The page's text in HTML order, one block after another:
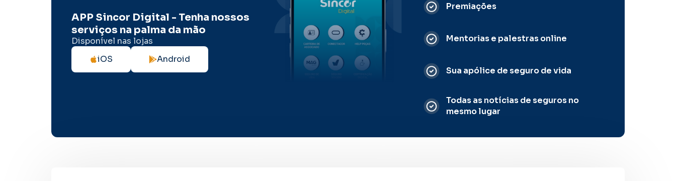
APP Sincor Digital - Tenha nossos
serviços na palma da mão
Disponível nas lojas
iOS
Android
Premiações
Mentorias e palestras online
Sua apólice de seguro de vida
Todas as notícias de seguros no
mesmo lugar